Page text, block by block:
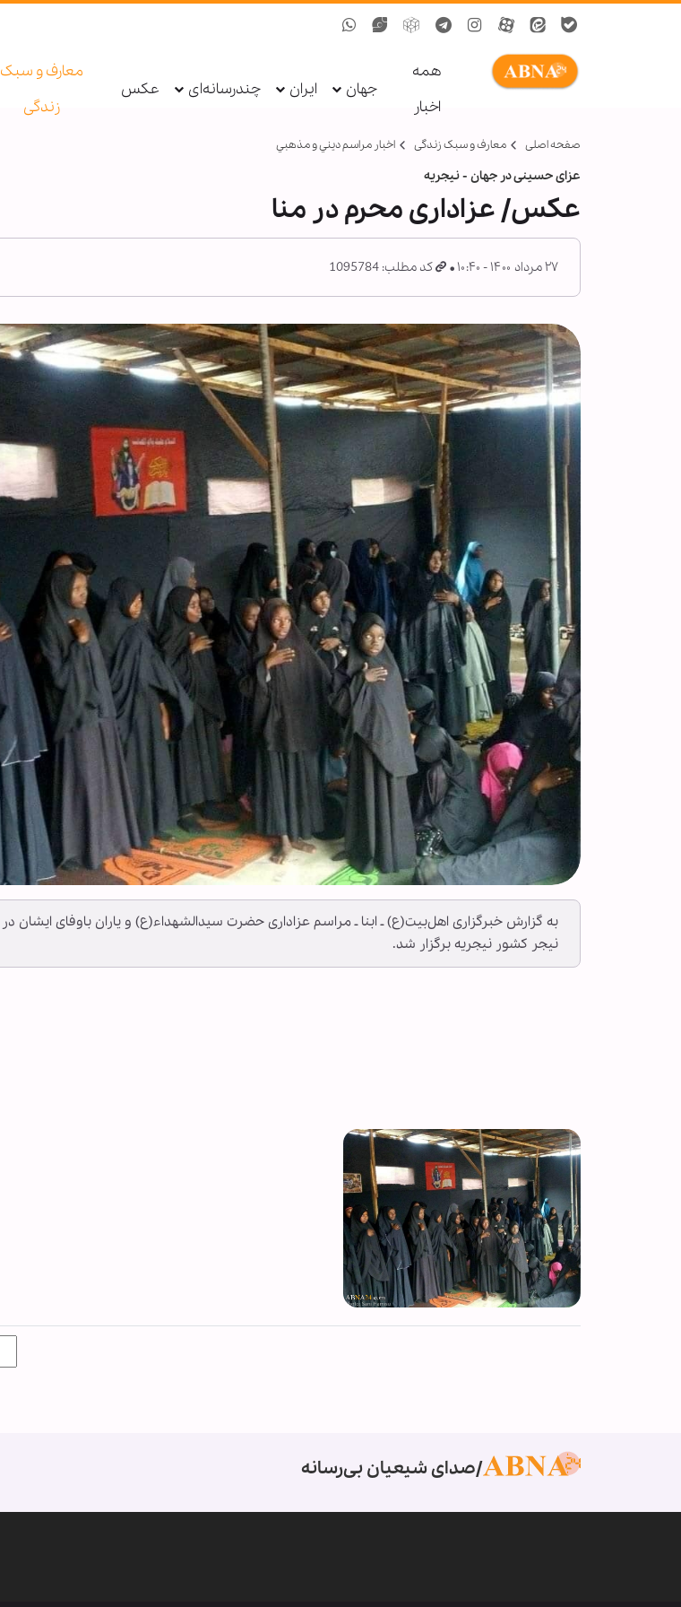
همه
اخبار
جهان ایران چندرسانه‌ای عکس
معارف و سبک
زندگی
صفحه اصلی معارف و سبک زندگی اخبار مراسم ديني و مذهبي
عزای حسینی در جهان - نیجریه
عکس/ عزاداری محرم در منا
۲۷ مرداد ۱۴۰۰ - ۱۰:۴۰ کد مطلب: 1095784
به گزارش خبرگزاری اهل‌بیت(ع) ـ ابنا ـ مراسم عزاداری حضرت سیدالشهداء(ع) و یاران باوفای ایشان
نیجر کشور نیجریه برگزار شد.
پیمان
نشیب
صدای شیعیان بی‌رسانه